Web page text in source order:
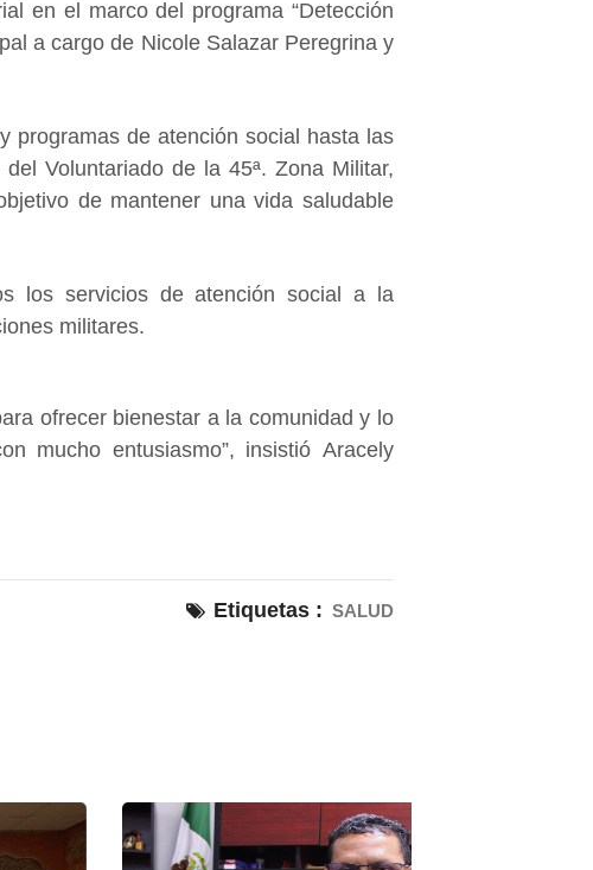
en el marco del programa “Detección
a cargo de Nicole Salazar Peregrina y
programas de atención social hasta las
Voluntariado de la 45ª. Zona Militar,
de mantener una vida saludable
los servicios de atención social a la
militares.
ofrecer bienestar a la comunidad y lo
mucho entusiasmo”, insistió Aracely
Etiquetas : SALUD